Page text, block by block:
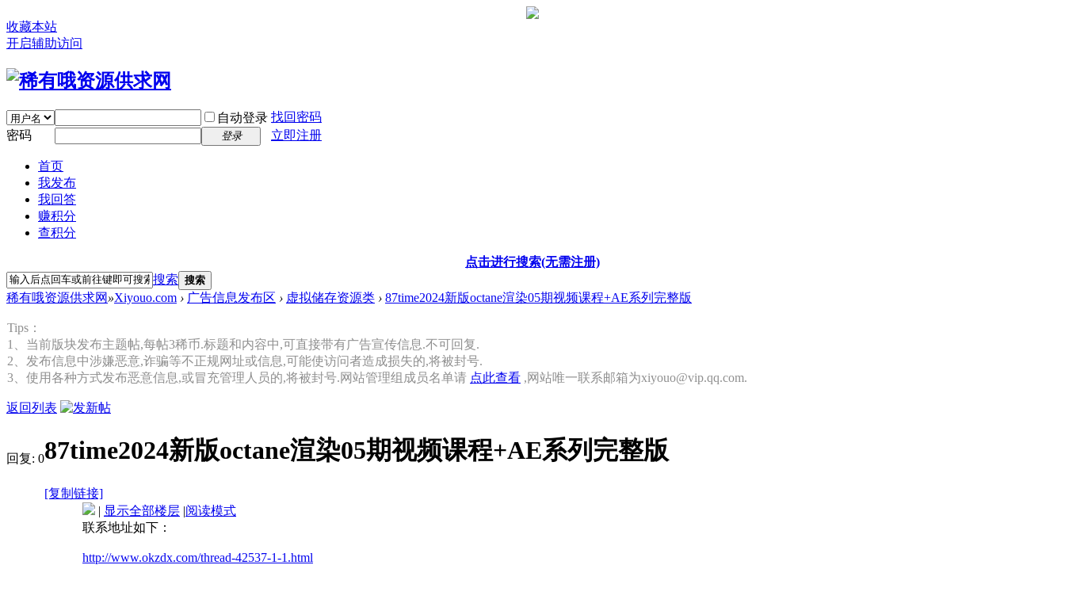
收藏本站
开启辅助访问
自动登录 找回密码
密码
登录 立即注册
首页
我发布
我回答
赚积分
查积分
点击进行搜索(无需注册)
搜索 搜索
稀有哦资源供求网 »Xiyouo.com › 广告信息发布区 › 虚拟储存资源类 › 87time2024新版octane渲染05期视频课程+AE系列完整版
Tips：
1、当前版块发布主题帖,每帖3稀币.标题和内容中,可直接带有广告宣传信息.不可回复.
2、发布信息中涉嫌恶意,诈骗等不正规网址或信息,可能使访问者造成损失的,将被封号.
3、使用各种方式发布恶意信息,或冒充管理人员的,将被封号.网站管理组成员名单请 点此查看 ,网站唯一联系邮箱为xiyouo@vip.qq.com.
返回列表
回复: 087time2024新版octane渲染05期视频课程+AE系列完整版
[复制链接]
| 显示全部楼层 |阅读模式
联系地址如下：
http://www.okzdx.com/thread-42537-1-1.html